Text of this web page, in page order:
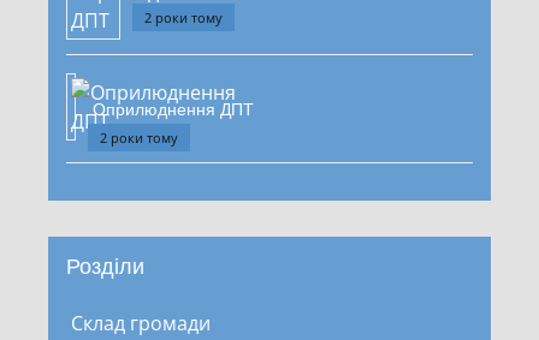
2 роки тому
Оприлюднення ДПТ
2 роки тому
Розділи
Склад громади